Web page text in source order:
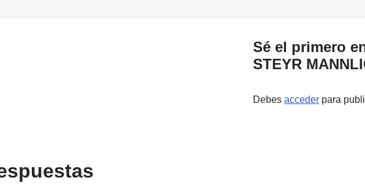
Sé el primero
STEYR
Debes acceder para